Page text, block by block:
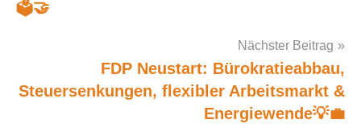
🗳️🤝
Nächster Beitrag
FDP Neustart: Bürokratieabbau,
Steuersenkungen, flexibler Arbeitsmarkt &
Energiewende💡💼